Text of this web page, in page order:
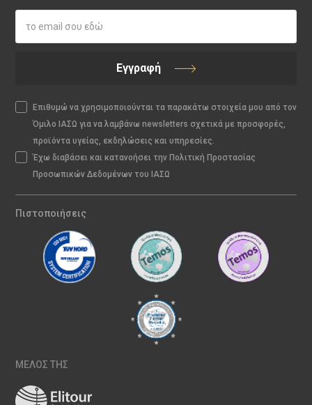
Εγγραφή
Επιθυμώ να χρησιμοποιούνται τα παρακάτω στοιχεία μου από τον
Όμιλο ΙΑΣΩ για να λαμβάνω newsletters σχετικά με προσφορές,
προϊόντα υγείας, εκδηλώσεις και υπηρεσίες.
Έχω διαβάσει και κατανοήσει την Πολιτική Προστασίας
Προσωπικών Δεδομένων του ΙΑΣΩ
Πιστοποιήσεις
ΜΕΛΟΣ ΤΗΣ